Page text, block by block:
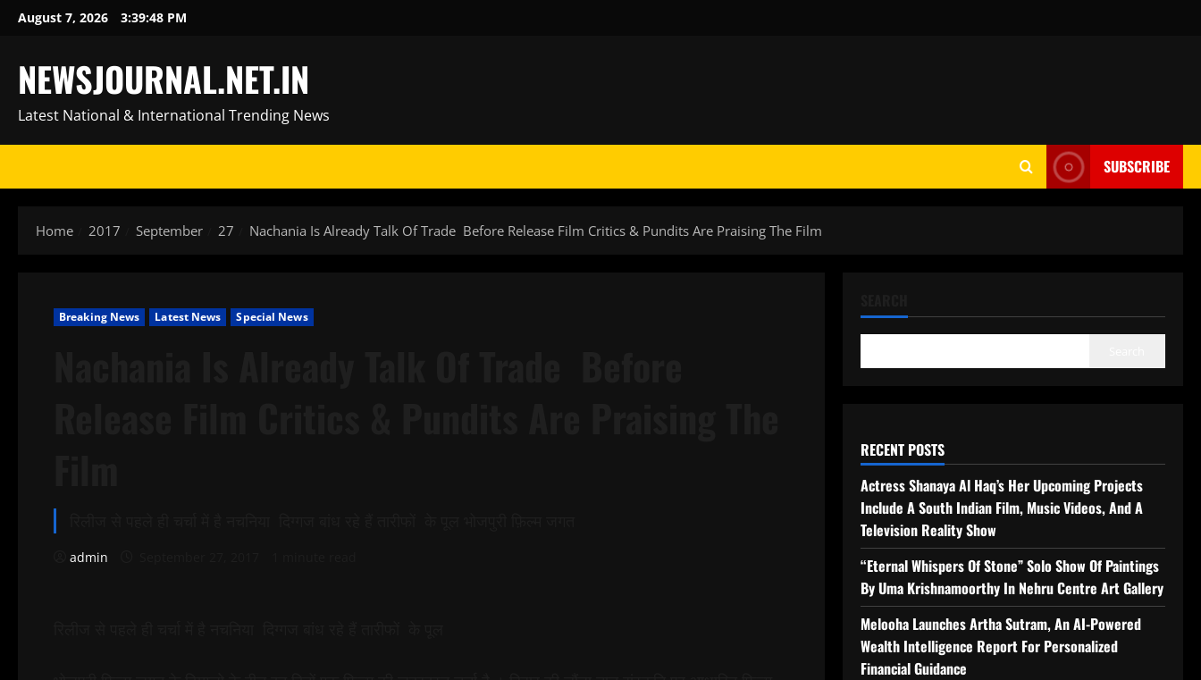
SkipAugust 7, 2026 3:39:49 PM
NEWSJOURNAL.NET.IN
Latest National & International Trending News
SUBSCRIBE
Home 2017 September 27 Nachania Is Already Talk Of Trade Before Release Film Critics & Pundits Are Praising The Film
Breaking News Latest News Special News
admin
RECENT POSTS
Actress Shanaya Al Haq’s Her Upcoming Projects
Include A South Indian Film, Music Videos, And A
Television Reality Show
“Eternal Whispers Of Stone” Solo Show Of Paintings
By Uma Krishnamoorthy In Nehru Centre Art Gallery
Melooha Launches Artha Sutram, An AI-Powered
Wealth Intelligence Report For Personalized
Financial Guidance